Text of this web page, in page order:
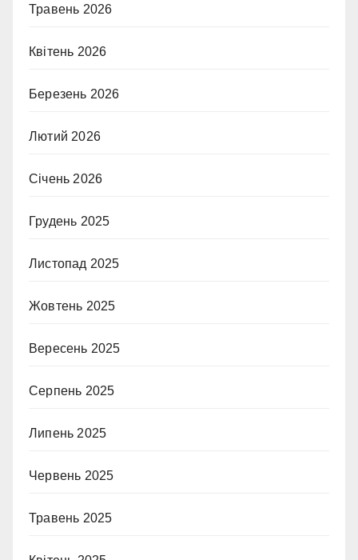
Травень 2026
Квітень 2026
Березень 2026
Лютий 2026
Січень 2026
Грудень 2025
Листопад 2025
Жовтень 2025
Вересень 2025
Серпень 2025
Липень 2025
Червень 2025
Травень 2025